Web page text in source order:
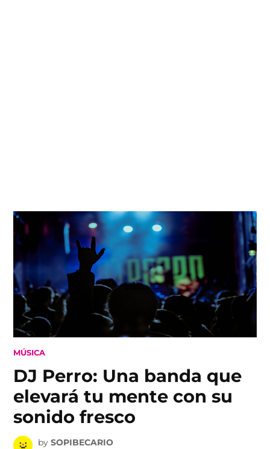
content
POSTED
MÚSICA
DJ Perro: Una banda que
elevará tu mente con su
sonido fresco
by SOPIBECARIO